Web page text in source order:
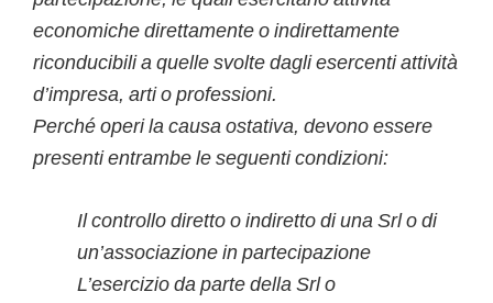
economiche direttamente o indirettamente
riconducibili a quelle svolte dagli esercenti attività
d’impresa, arti o professioni.
Perché operi la causa ostativa, devono essere
presenti entrambe le seguenti condizioni:
Il controllo diretto o indiretto di una Srl o di
un’associazione in partecipazione
L’esercizio da parte della Srl o